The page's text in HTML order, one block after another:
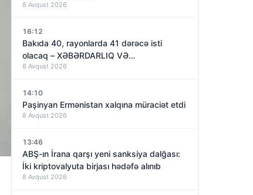
8 Avqust 2026
16:12
Bakıda 40, rayonlarda 41 dərəcə isti
olacaq – XƏBƏRDARLIQ VƏ…
8 Avqust 2026
14:10
Paşinyan Ermənistan xalqına müraciət etdi
8 Avqust 2026
13:46
ABŞ-ın İrana qarşı yeni sanksiya dalğası:
İki kriptovalyuta birjası hədəfə alınıb
8 Avqust 2026